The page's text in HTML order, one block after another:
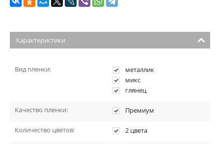
Характеристики
Вид пленки:
металлик
микс
глянец
Качество пленки: Премиум
Количество цветов: 2 цвета